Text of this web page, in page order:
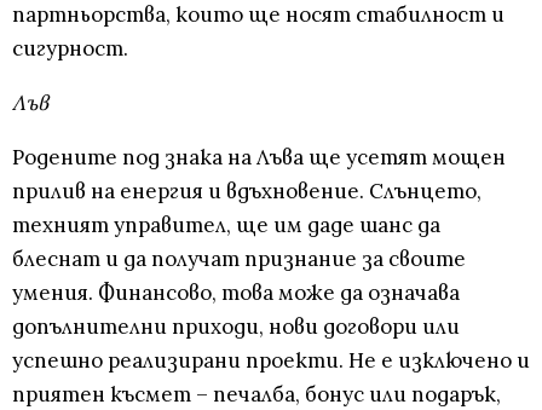
партньорства, които ще носят стабилност и
сигурност.
Лъв
Родените под знака на Лъва ще усетят мощен
прилив на енергия и вдъхновение. Слънцето,
техният управител, ще им даде шанс да
блеснат и да получат признание за своите
умения. Финансово, това може да означава
допълнителни приходи, нови договори или
успешно реализирани проекти. Не е изключено и
приятен късмет – печалба, бонус или подарък,